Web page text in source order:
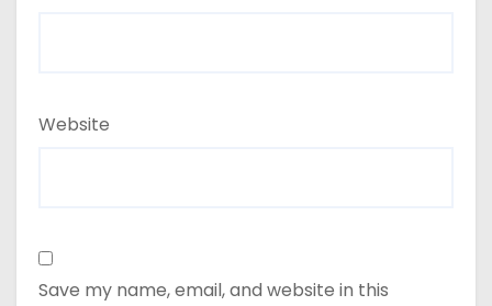
Website
Save my name, email, and website in this